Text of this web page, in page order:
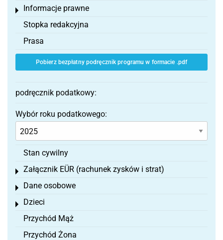
Informacje prawne
Toggle menu
Stopka redakcyjna
Prasa
Pobierz bezpłatny podręcznik programu w formacie .pdf
podręcznik podatkowy:
Wybór roku podatkowego:
Stan cywilny
Załącznik EÜR (rachunek zysków i strat)
Toggle menu
Dane osobowe
Toggle menu
Dzieci
Toggle menu
Przychód Mąż
Przychód Żona